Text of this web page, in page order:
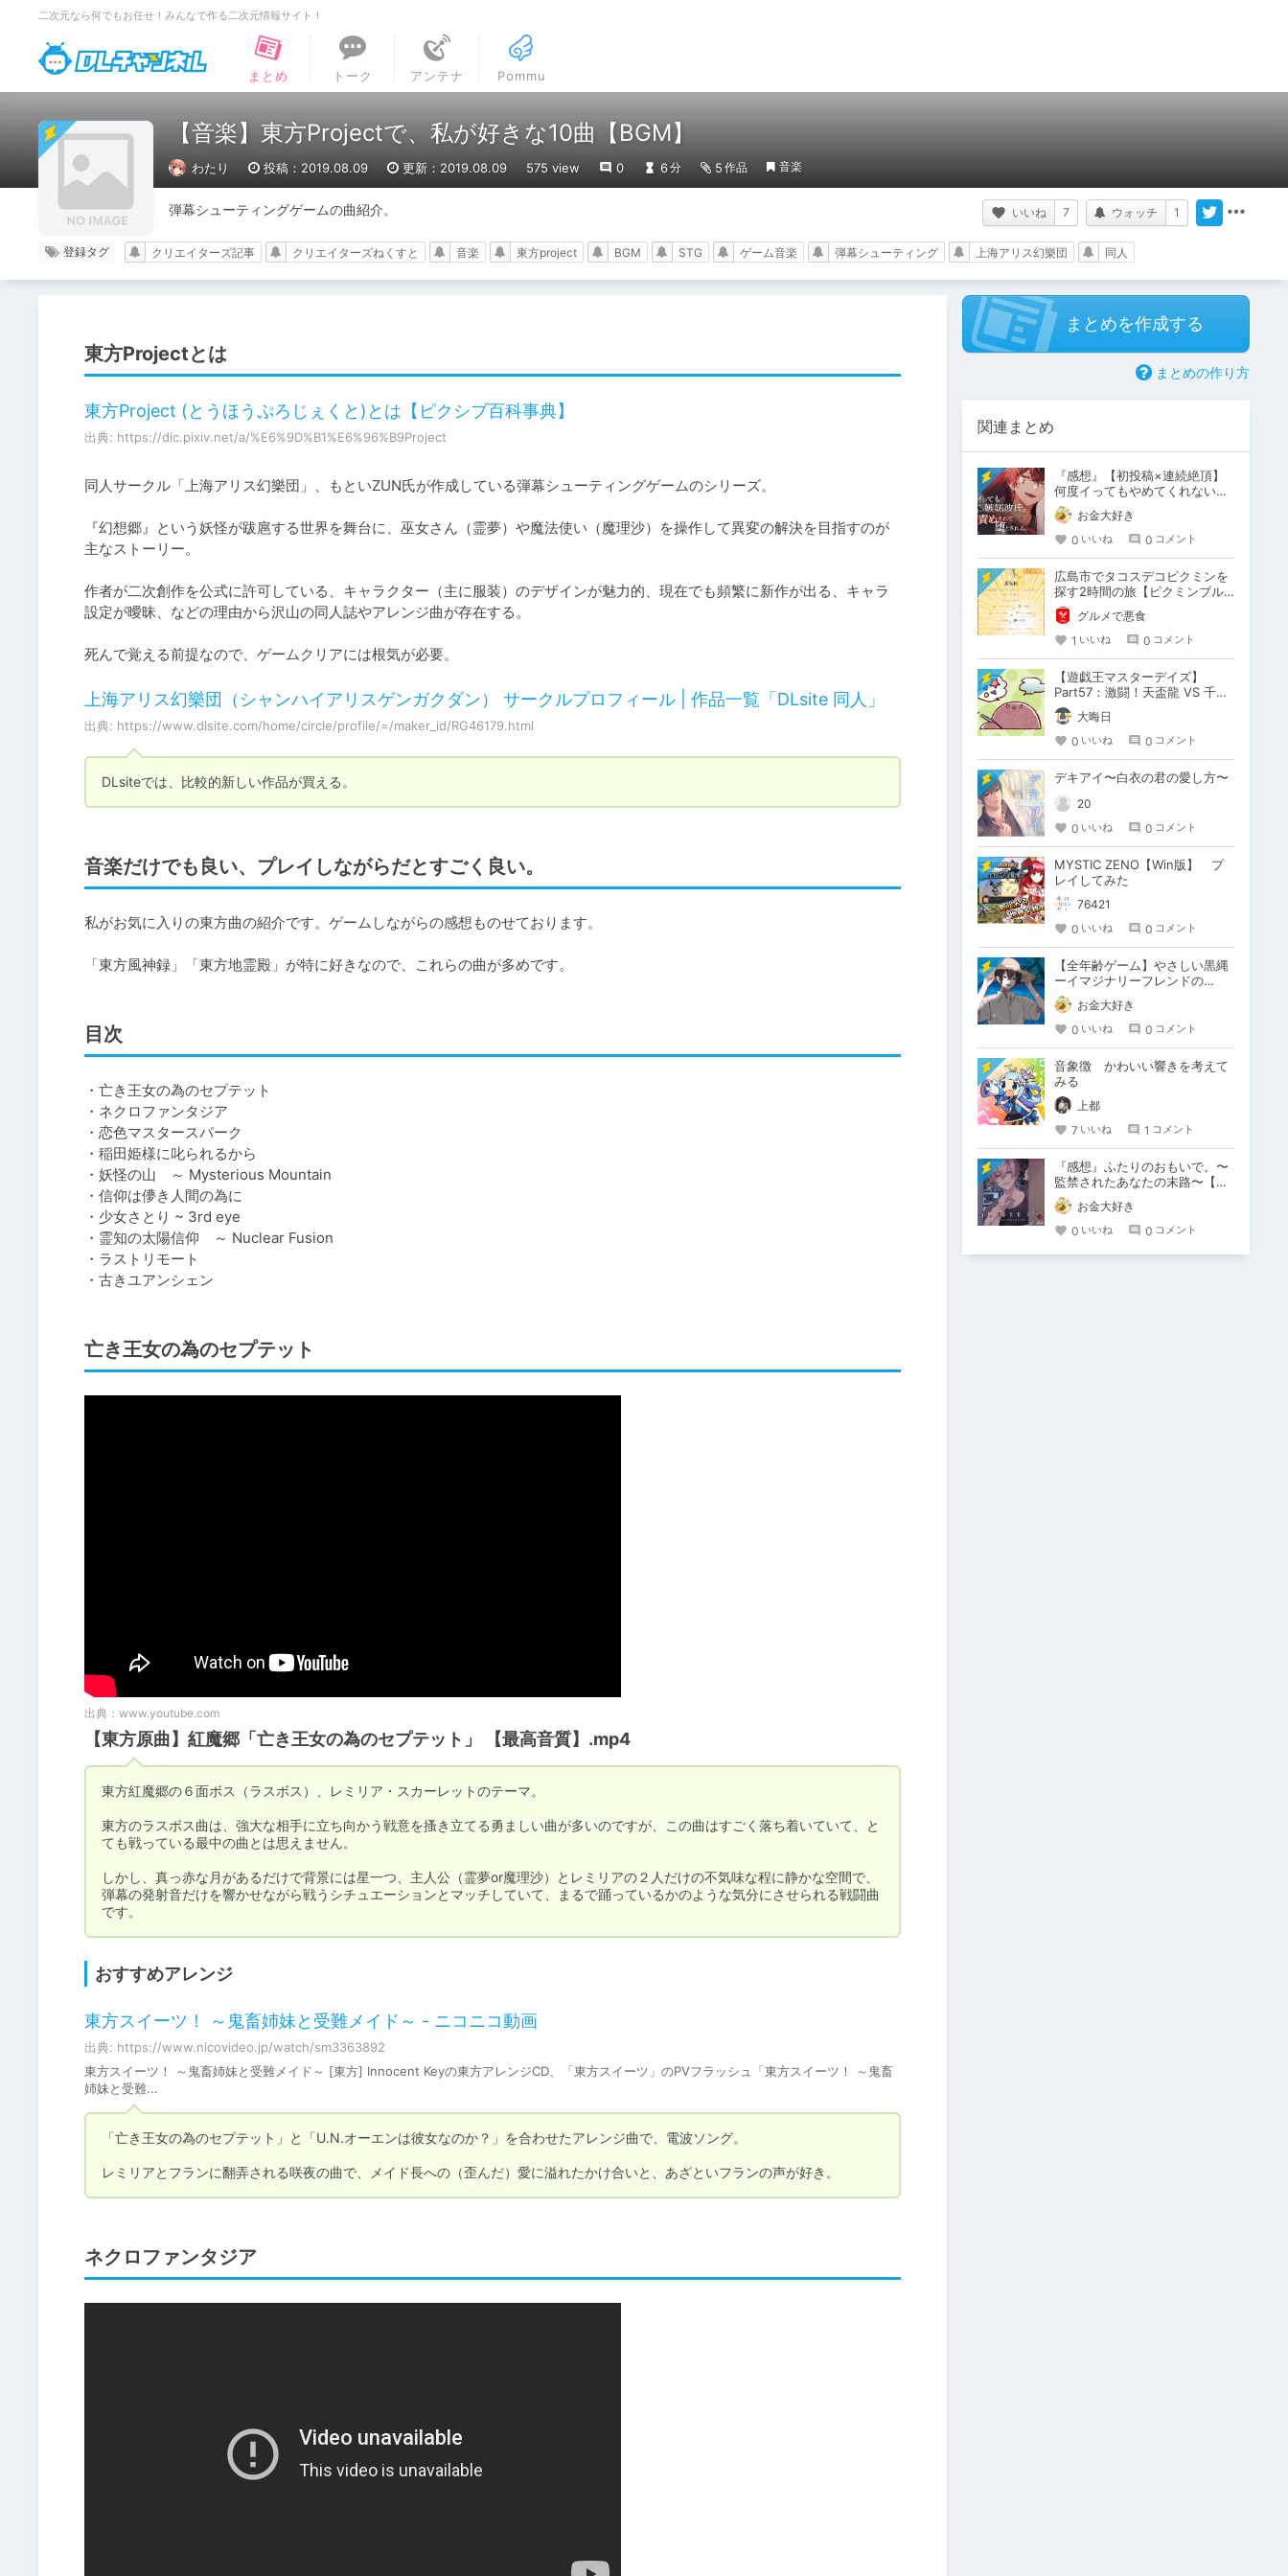
二次元なら何でもお任せ！みんなで作る二次元情報サイト！
DLチャンネル
まとめ
トーク アンテナ Pommu
【音楽】東方Projectで、私が好きな10曲【BGM】
わたり 投稿：2019.08.09 更新：2019.08.09 575 view 0 6分 5 作品 音楽
弾幕シューティングゲームの曲紹介。 いいね 7 ウォッチ 1
登録タグ クリエイターズ記事 クリエイターズねくすと 音楽 東方project BGM STG ゲーム音楽 弾幕シューティング 上海アリス幻樂団 同人
東方Projectとは
東方Project (とうほうぷろじぇくと)とは【ピクシブ百科事典】
出典: https://dic.pixiv.net/a/%E6%9D%B1%E6%96%B9Project
同人サークル「上海アリス幻樂団」、もといZUN氏が作成している弾幕シューティングゲームのシリーズ。
『幻想郷』という妖怪が跋扈する世界を舞台に、巫女さん（霊夢）や魔法使い（魔理沙）を操作して異変の解決を目指すのが
主なストーリー。
作者が二次創作を公式に許可している、キャラクター（主に服装）のデザインが魅力的、現在でも頻繁に新作が出る、キャラ
設定が曖昧、などの理由から沢山の同人誌やアレンジ曲が存在する。
死んで覚える前提なので、ゲームクリアには根気が必要。
上海アリス幻樂団（シャンハイアリスゲンガクダン） サークルプロフィール | 作品一覧「DLsite 同人」
出典: https://www.dlsite.com/home/circle/profile/=/maker_id/RG46179.html
DLsiteでは、比較的新しい作品が買える。
音楽だけでも良い、プレイしながらだとすごく良い。
私がお気に入りの東方曲の紹介です。ゲームしながらの感想ものせております。
「東方風神録」「東方地霊殿」が特に好きなので、これらの曲が多めです。
目次
・亡き王女の為のセプテット
・ネクロファンタジア
・恋色マスタースパーク
・稲田姫様に叱られるから
・妖怪の山　～ Mysterious Mountain
・信仰は儚き人間の為に
・少女さとり ~ 3rd eye
・霊知の太陽信仰　～ Nuclear Fusion
・ラストリモート
・古きユアンシェン
亡き王女の為のセプテット
出典： www.youtube.com
【東方原曲】紅魔郷「亡き王女の為のセプテット」 【最高音質】.mp4
東方紅魔郷の６面ボス（ラスボス）、レミリア・スカーレットのテーマ。
東方のラスボス曲は、強大な相手に立ち向かう戦意を搔き立てる勇ましい曲が多いのですが、この曲はすごく落ち着いていて、と
ても戦っている最中の曲とは思えません。
しかし、真っ赤な月があるだけで背景には星一つ、主人公（霊夢or魔理沙）とレミリアの２人だけの不気味な程に静かな空間で、
弾幕の発射音だけを響かせながら戦うシチュエーションとマッチしていて、まるで踊っているかのような気分にさせられる戦闘曲
です。
おすすめアレンジ
東方スイーツ！ ～鬼畜姉妹と受難メイド～ - ニコニコ動画
出典: https://www.nicovideo.jp/watch/sm3363892
東方スイーツ！ ～鬼畜姉妹と受難メイド～ [東方] Innocent Keyの東方アレンジCD、「東方スイーツ」のPVフラッシュ「東方スイーツ！ ～鬼畜
姉妹と受難...
「亡き王女の為のセプテット」と「U.N.オーエンは彼女なのか？」を合わせたアレンジ曲で、電波ソング。
レミリアとフランに翻弄される咲夜の曲で、メイド長への（歪んだ）愛に溢れたかけ合いと、あざといフランの声が好き。
ネクロファンタジア
まとめを作成する
まとめの作り方
関連まとめ
『感想』【初投稿×連続絶頂】
何度イってもやめてくれない嫉
妬彼氏に激責めされて堕とされ
る。お金大好き
0 いいね 0 コメント
広島市でタコスデコピクミンを
探す2時間の旅【ピクミンブル
ーム / Pikmin Bloom】
グルメで悪食
1 いいね 0 コメント
【遊戯王マスターデイズ】
Part57：激闘！天盃龍 VS 千年
D【架空デュエル】
大晦日
0 いいね 0 コメント
デキアイ〜白衣の君の愛し方〜
20
0 いいね 0 コメント
MYSTIC ZENO【Win版】 プ
レイしてみた
76421
0 いいね 0 コメント
【全年齢ゲーム】やさしい黒縄
ーイマジナリーフレンドの
「彼」と過ごすおぼんやすみー
お金大好き
0 いいね 0 コメント
音象徴 かわいい響きを考えて
みる
上都
7 いいね 1 コメント
『感想』ふたりのおもいで。〜
監禁されたあなたの末路〜【が
るまに限定特典付き】
お金大好き
0 いいね 0 コメント